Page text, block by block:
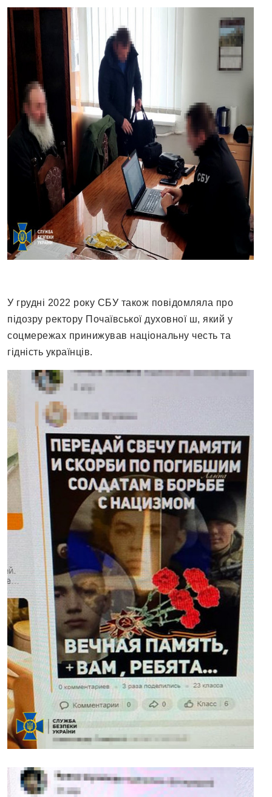
У грудні 2022 року СБУ також повідомляла про
підозру ректору Почаївської духовної ш, який у
соцмережах принижував національну честь та
гідність українців.